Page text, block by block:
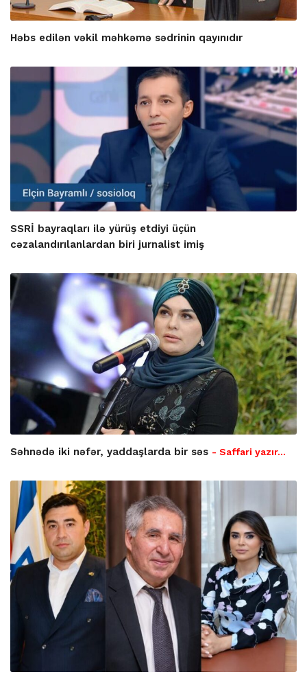
Həbs edilən vəkil məhkəmə sədrinin qayınıdır
SSRİ bayraqları ilə yürüş etdiyi üçün
cəzalandırılanlardan biri jurnalist imiş
Səhnədə iki nəfər, yaddaşlarda bir səs - Saffari yazır…